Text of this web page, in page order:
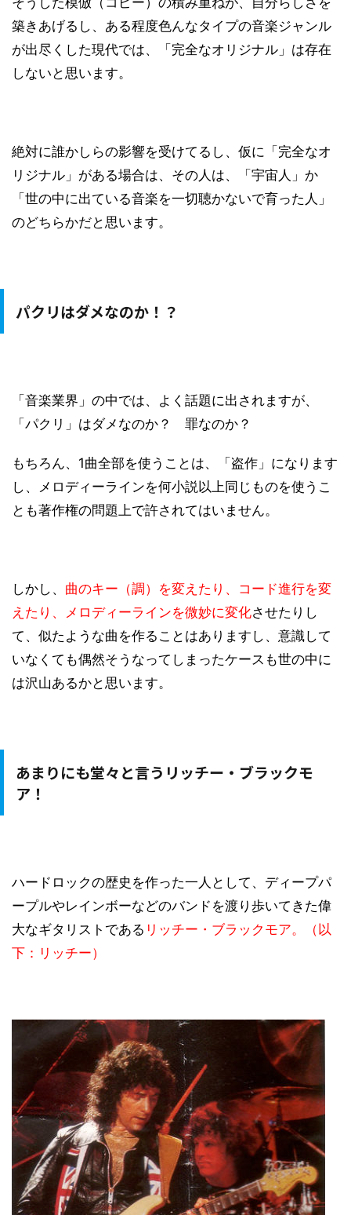
築きあげるし、ある程度色んなタイプの音楽ジャンル
が出尽くした現代では、「完全なオリジナル」は存在
しないと思います。
絶対に誰かしらの影響を受けてるし、仮に「完全なオ
リジナル」がある場合は、その人は、「宇宙人」か
「世の中に出ている音楽を一切聴かないで育った人」
のどちらかだと思います。
パクリはダメなのか！？
「音楽業界」の中では、よく話題に出されますが、
「パクリ」はダメなのか？ 罪なのか？
もちろん、1曲全部を使うことは、「盗作」になります
し、メロディーラインを何小説以上同じものを使うこ
とも著作権の問題上で許されてはいません。
しかし、 曲のキー（調）を変えたり、コード進行を変
えたり、メロディーラインを微妙に変化させたりし
て、似たような曲を作ることはありますし、意識して
いなくても偶然そうなってしまったケースも世の中に
は沢山あるかと思います。
あまりにも堂々と言うリッチー・ブラックモ
ア！
ハードロックの歴史を作った一人として、ディープパ
ープルやレインボーなどのバンドを渡り歩いてきた偉
大なギタリストである リッチー・ブラックモア。（以
下：リッチー）